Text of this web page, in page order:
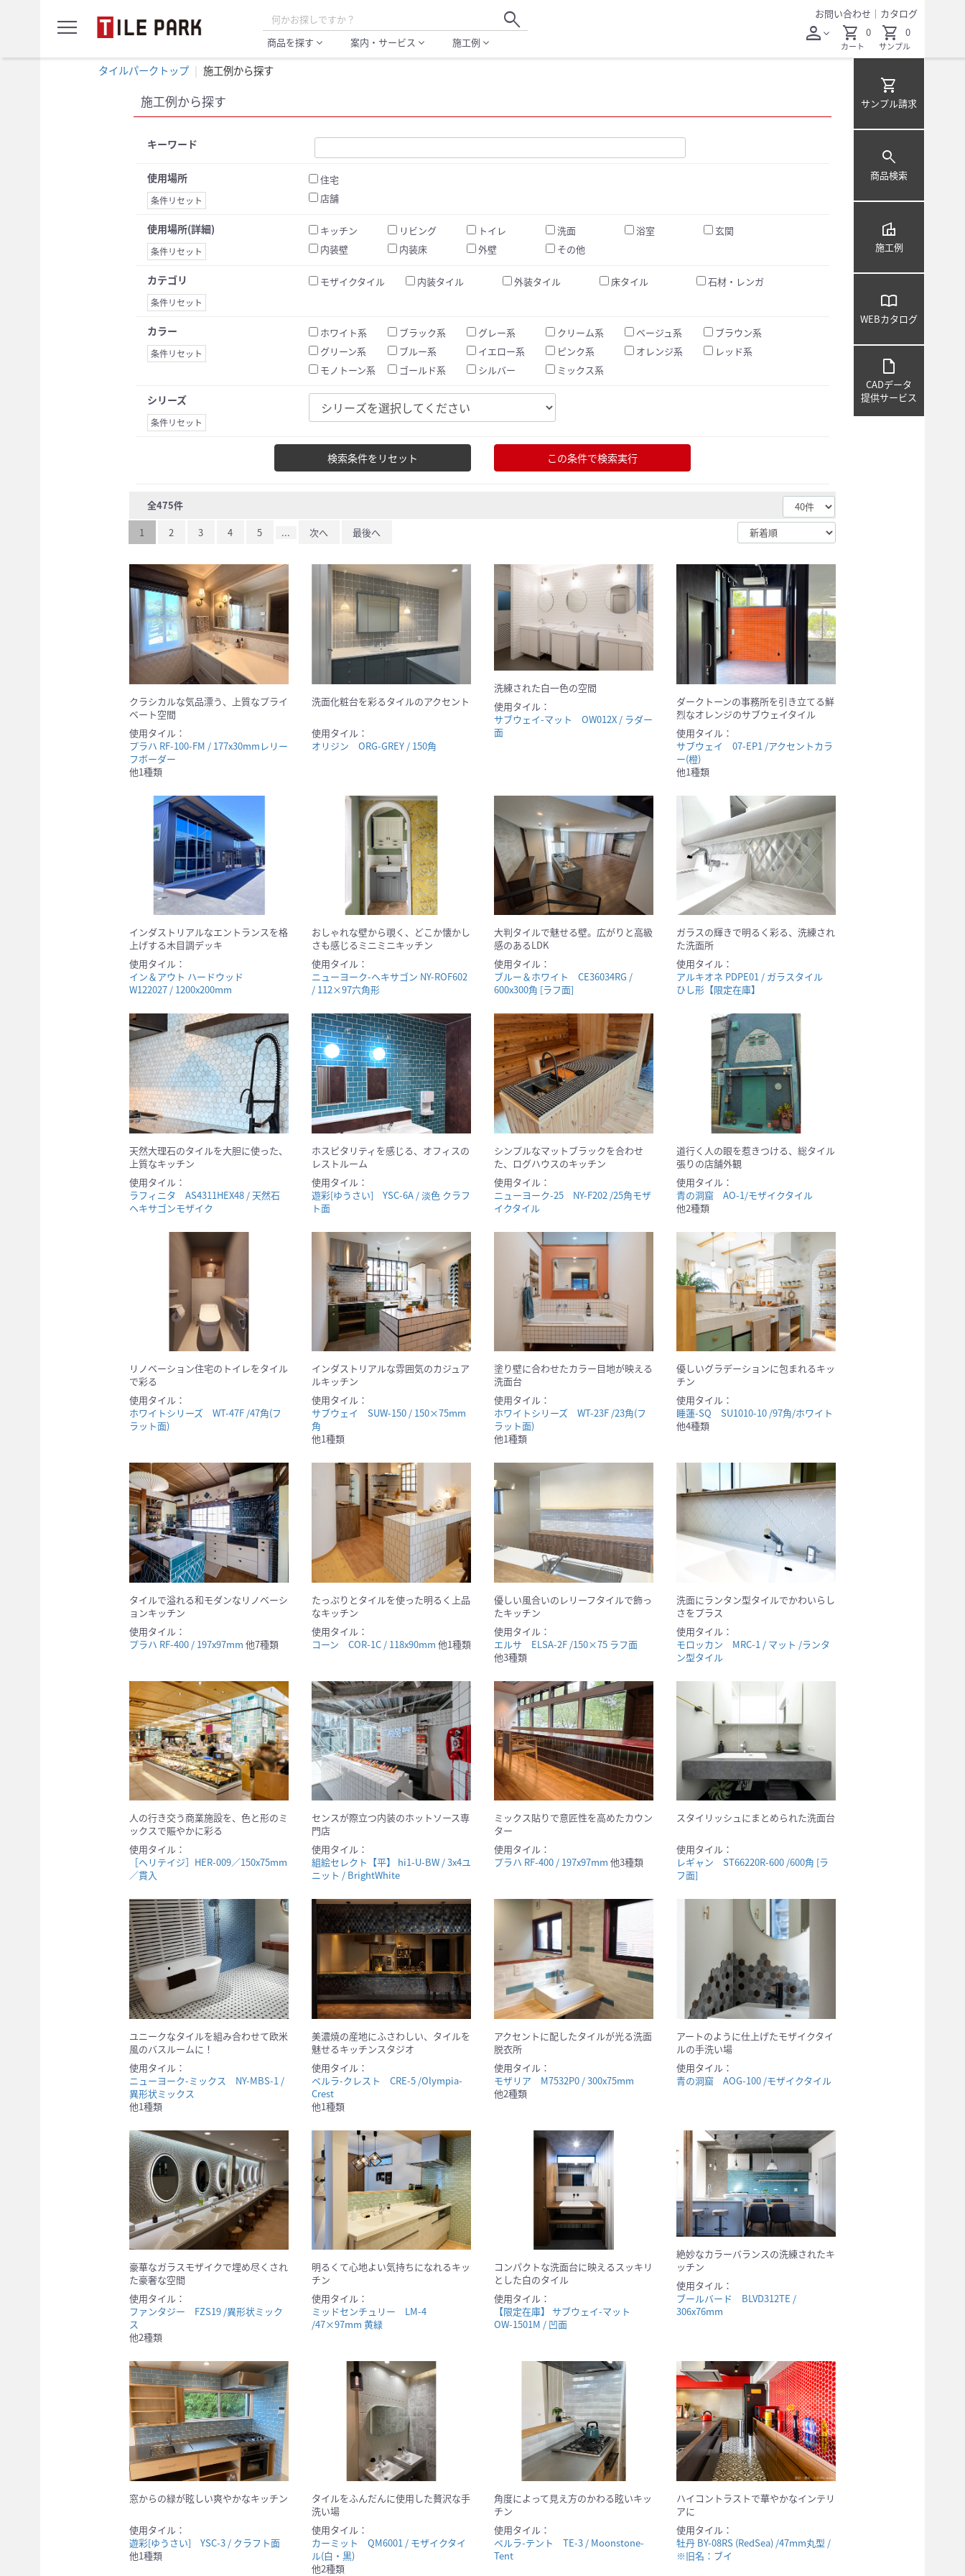
menu search
商品を探す expand_more 案内・サービス expand_more 施工例 expand_more
お問い合わせ ｜ カタログ
personexpand_more shopping_cart
カート
0 shopping_cart
サンプル
0
ン
プ
カ
shopping_cart
サンプル請求
search
商品検索
villa
施工例
import_contacts
WEBカタログ
draft
CADデータ
提供サービス
タイルパークトップ 施工例から探す
施工例から探す
キーワード
使用場所
条件リセット
住宅
店舗
使用場所(詳細)
条件リセット
キッチン リビング トイレ 洗面 浴室
玄関
内装壁
内装床 外壁 その他
カテゴリ
条件リセット
モザイクタイル 内装タイル 外装タイル 床タイル 石材・レンガ
カラー
条件リセット
ホワイト系 ブラック系 グレー系 クリーム系 ベージュ系
ブラウン系
グリーン系
ブルー系 イエロー系 ピンク系 オレンジ系
レッド系
モノトーン系
ゴールド系 シルバー ミックス系
シリーズ
条件リセット
検索条件をリセット この条件で検索実行
全475件
1
2 3 4 5 ... 次へ 最後へ
クラシカルな気品漂う、上質なプライ
ベート空間
使用タイル：
プラハ RF-100-FM / 177x30mmレリー
フボーダー
他1種類
洗面化粧台を彩るタイルのアクセント
使用タイル：
オリジン ORG-GREY / 150角
洗練された白一色の空間
使用タイル：
サブウェイ-マット OW012X / ラダー
面
ダークトーンの事務所を引き立てる鮮
烈なオレンジのサブウェイタイル
使用タイル：
サブウェイ 07-EP1 /アクセントカラ
ー(橙)
他1種類
インダストリアルなエントランスを格
上げする木目調デッキ
使用タイル：
イン＆アウト ハードウッド
W122027 / 1200x200mm
おしゃれな壁から覗く、どこか懐かし
さも感じるミニミニキッチン
使用タイル：
ニューヨーク-ヘキサゴン NY-ROF602
/ 112×97六角形
大判タイルで魅せる壁。広がりと高級
感のあるLDK
使用タイル：
ブルー＆ホワイト CE36034RG /
600x300角 [ラフ面]
ガラスの輝きで明るく彩る、洗練され
た洗面所
使用タイル：
アルキオネ PDPE01 / ガラスタイル
ひし形【限定在庫】
天然大理石のタイルを大胆に使った、
上質なキッチン
使用タイル：
ラフィニタ AS4311HEX48 / 天然石
ヘキサゴンモザイク
ホスピタリティを感じる、オフィスの
レストルーム
使用タイル：
遊彩[ゆうさい] YSC-6A / 淡色 クラフ
ト面
シンプルなマットブラックを合わせ
た、ログハウスのキッチン
使用タイル：
ニューヨーク-25 NY-F202 /25角モザ
イクタイル
道行く人の眼を惹きつける、総タイル
張りの店舗外観
使用タイル：
青の洞窟 AO-1/モザイクタイル
他2種類
リノベーション住宅のトイレをタイル
で彩る
使用タイル：
ホワイトシリーズ WT-47F /47角(フ
ラット面)
インダストリアルな雰囲気のカジュア
ルキッチン
使用タイル：
サブウェイ SUW-150 / 150×75mm
角
他1種類
塗り壁に合わせたカラー目地が映える
洗面台
使用タイル：
ホワイトシリーズ WT-23F /23角(フ
ラット面)
他1種類
優しいグラデーションに包まれるキッ
チン
使用タイル：
睡蓮-SQ SU1010-10 /97角/ホワイト
他4種類
タイルで溢れる和モダンなリノベーシ
ョンキッチン
使用タイル：
プラハ RF-400 / 197x97mm 他7種類
たっぷりとタイルを使った明るく上品
なキッチン
使用タイル：
コーン COR-1C / 118x90mm 他1種類
優しい風合いのレリーフタイルで飾っ
たキッチン
使用タイル：
エルサ ELSA-2F /150×75 ラフ面
他3種類
洗面にランタン型タイルでかわいらし
さをプラス
使用タイル：
モロッカン MRC-1 / マット /ランタ
ン型タイル
人の行き交う商業施設を、色と形のミ
ックスで賑やかに彩る
使用タイル：
［ヘリテイジ］HER-009／150x75mm
／貫入
センスが際立つ内装のホットソース専
門店
使用タイル：
組絵セレクト【平】 hi1-U-BW / 3x4ユ
ニット / BrightWhite
ミックス貼りで意匠性を高めたカウン
ター
使用タイル：
プラハ RF-400 / 197x97mm 他3種類
スタイリッシュにまとめられた洗面台
使用タイル：
レギャン ST66220R-600 /600角 [ラ
フ面]
ユニークなタイルを組み合わせて欧米
風のバスルームに！
使用タイル：
ニューヨーク-ミックス NY-MBS-1 /
異形状ミックス
他1種類
美濃焼の産地にふさわしい、タイルを
魅せるキッチンスタジオ
使用タイル：
ペルラ-クレスト CRE-5 /Olympia-
Crest
他1種類
アクセントに配したタイルが光る洗面
脱衣所
使用タイル：
モザリア M7532P0 / 300x75mm
他2種類
アートのように仕上げたモザイクタイ
ルの手洗い場
使用タイル：
青の洞窟 AOG-100 /モザイクタイル
豪華なガラスモザイクで埋め尽くされ
た豪奢な空間
使用タイル：
ファンタジー FZS19 /異形状ミック
ス
他2種類
明るくて心地よい気持ちになれるキッ
チン
使用タイル：
ミッドセンチュリー LM-4
/47×97mm 黄緑
コンパクトな洗面台に映えるスッキリ
とした白のタイル
使用タイル：
【限定在庫】 サブウェイ-マット
OW-1501M / 凹面
絶妙なカラーバランスの洗練されたキ
ッチン
使用タイル：
ブールバード BLVD312TE /
306x76mm
窓からの緑が眩しい爽やかなキッチン
使用タイル：
遊彩[ゆうさい] YSC-3 / クラフト面
他1種類
タイルをふんだんに使用した贅沢な手
洗い場
使用タイル：
カーミット QM6001 / モザイクタイ
ル(白・黒)
他2種類
角度によって見え方のかわる眩いキッ
チン
使用タイル：
ペルラ-テント TE-3 / Moonstone-
Tent
ハイコントラストで華やかなインテリ
アに
使用タイル：
牡丹 BY-08RS (RedSea) /47mm丸型 /
※旧名：ブイ